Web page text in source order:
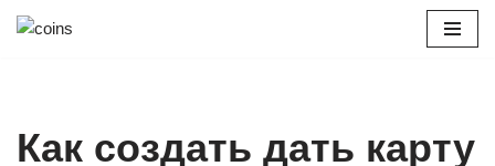
Как создать дать карту